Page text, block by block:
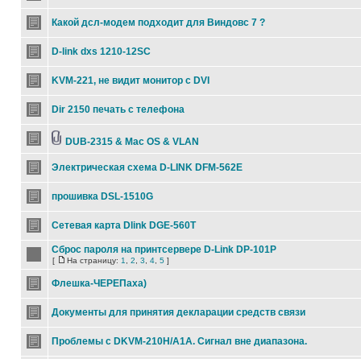
Какой дсл-модем подходит для Виндовс 7 ?
D-link dxs 1210-12SC
KVM-221, не видит монитор с DVI
Dir 2150 печать с телефона
DUB-2315 & Mac OS & VLAN
Электрическая схема D-LINK DFM-562E
прошивка DSL-1510G
Сетевая карта Dlink DGE-560T
Сброс пароля на принтсервере D-Link DP-101P
[ На страницу: 1 2 3 4 5 ]
Флешка-ЧЕРЕПаха)
Документы для принятия декларации средств связи
Проблемы с DKVM-210H/A1A. Сигнал вне диапазона.